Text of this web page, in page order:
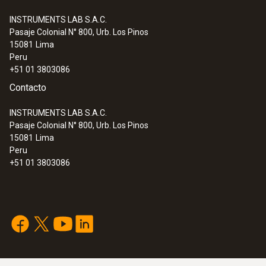
Metano
Rango
Resolución
10 ppm
Rango
100 hasta 21000 ppm
:0632 3510
sistema de análisis de combustión
INSTRUMENTS LAB S.A.C.
Pasaje Colonial N° 800, Urb. Los Pinos
15081 Lima
Peru
+51 01 3803086
Contacto
INSTRUMENTS LAB S.A.C.
Pasaje Colonial N° 800, Urb. Los Pinos
15081 Lima
Peru
+51 01 3803086